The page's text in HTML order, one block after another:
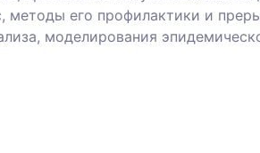
его профилактики и
моделирования